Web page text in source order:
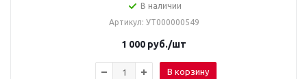
В наличии
Артикул: УТ000000549
1 000 руб./шт
В корзину